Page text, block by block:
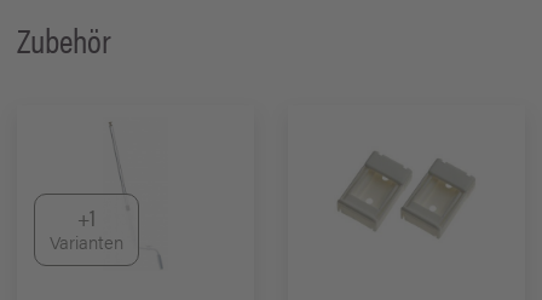
Zubehör
+1
Varianten